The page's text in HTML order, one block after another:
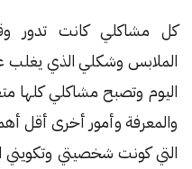
كل مشاكلي كانت تدور
الملابس وشكلي الذي يغلب
اليوم وتصبح مشاكلي كلها
والمعرفة وأمور أخرى أقل
التي كونت شخصيتي وتكويني